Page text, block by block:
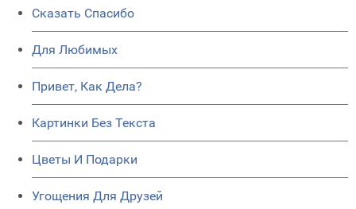
Сказать Спасибо
Для Любимых
Привет, Как Дела?
Картинки Без Текста
Цветы И Подарки
Угощения Для Друзей